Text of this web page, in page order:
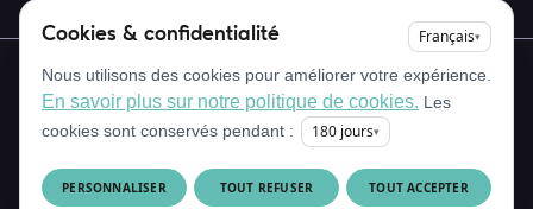
droits réservés
Mentions légales
Politique de confidentialité
Politique de cookies
Plan de site
Déclaration d'accessibilité
Cookies & confidentialité Français▾
Nous utilisons des cookies pour améliorer votre expérience.
En savoir plus sur notre politique de cookies. Les
cookies sont conservés pendant :
180 jours▾
PERSONNALISER TOUT REFUSER TOUT ACCEPTER